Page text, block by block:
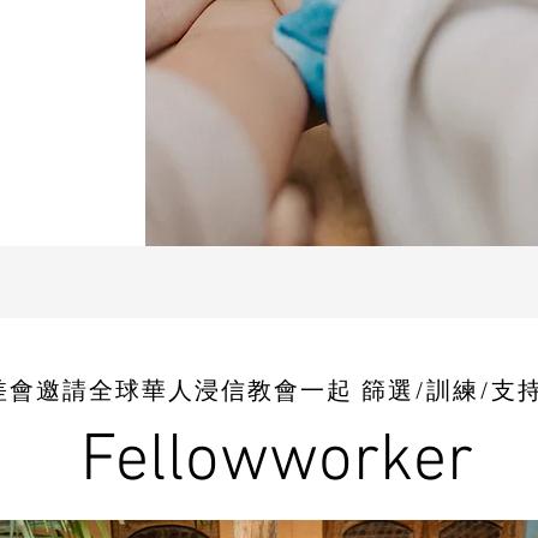
會邀請全球華人浸信教會一起 篩選/訓練/支
Fellowworker